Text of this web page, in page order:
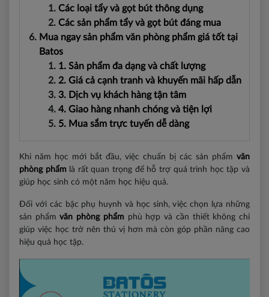
Các loại tẩy và gọt bút thông dụng
Các sản phẩm tẩy và gọt bút đáng mua
Mua ngay sản phẩm văn phòng phẩm giá tốt tại
Batos
1. Sản phẩm đa dạng và chất lượng
2. Giá cả cạnh tranh và khuyến mãi hấp dẫn
3. Dịch vụ khách hàng tận tâm
4. Giao hàng nhanh chóng và tiện lợi
5. Mua sắm trực tuyến dễ dàng
Khi năm học mới bắt đầu, việc chuẩn bị các sản phẩm văn
phòng phẩm là rất quan trọng để hỗ trợ quá trình học tập và
giúp học sinh có một năm học hiệu quả.
Đối với các bậc phụ huynh và học sinh, việc chọn lựa những
sản phẩmvăn phòng phẩm phù hợp và cần thiết không chỉ
giúp việc học trở nên thú vị hơn mà còn góp phần nâng cao
hiệu quả học tập.